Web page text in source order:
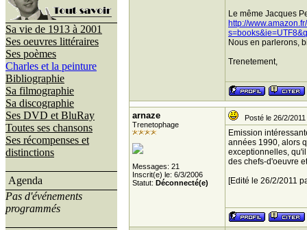
Sa vie de 1913 à 2001
Ses oeuvres littéraires
Ses poèmes
Charles et la peinture
Bibliographie
Sa filmographie
Sa discographie
Ses DVD et BluRay
Toutes ses chansons
Ses récompenses et
distinctions
Agenda
Pas d'événements
programmés
Le même Jacques
http://
Nous en parlerons,
Trenetement,
arnaze
Trenetophage
Messages: 21
Inscrit(e) le: 6/3/2006
Statut: Déconnecté(e)
Posté le 26/2/2011
Emission
années 1990, alors
exceptionnelles,
des chefs-d'oeuvre
[Edité le 26/2/2011